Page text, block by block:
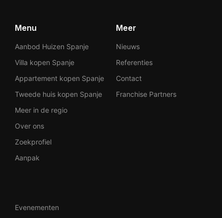
Menu
Aanbod Huizen Spanje
Villa kopen Spanje
Appartement kopen Spanje
Tweede huis kopen Spanje
Meer in de regio
Over ons
Zoekprofiel
Aanpak
Meer
Nieuws
Referenties
Contact
Franchise Partners
Evenementen